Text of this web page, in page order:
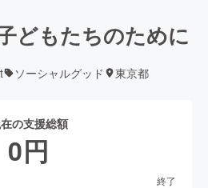
どもたちのために
ソーシャルグッド 東京都
の支援総額
0円
終了